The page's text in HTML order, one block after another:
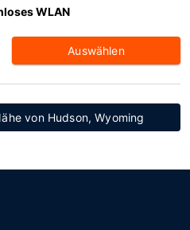
WLAN
Auswählen
von Hudson, Wyoming